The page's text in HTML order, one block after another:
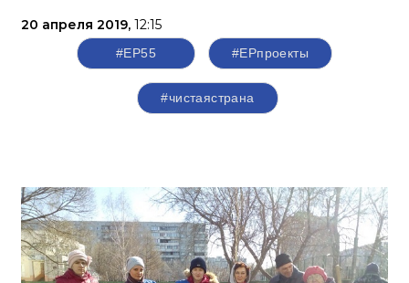
20 апреля 2019, 12:15
#ЕР55 #ЕРпроекты
#чистаястрана